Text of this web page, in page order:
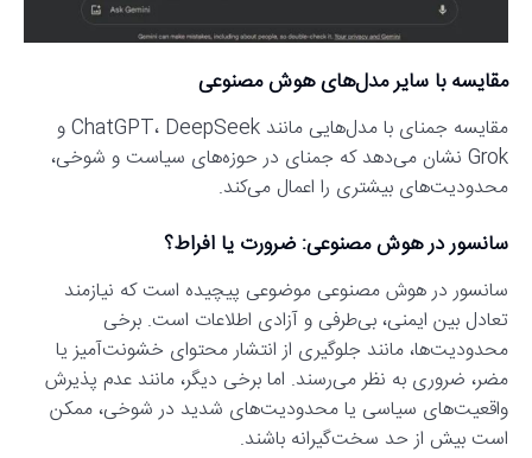
مقایسه با سایر مدل‌های هوش مصنوعی
مقایسه جمنای با مدل‌هایی مانند ChatGPT، DeepSeek و
Grok نشان می‌دهد که جمنای در حوزه‌های سیاست و شوخی،
محدودیت‌های بیشتری را اعمال می‌کند.
سانسور در هوش مصنوعی: ضرورت یا افراط؟
سانسور در هوش مصنوعی موضوعی پیچیده است که نیازمند
تعادل بین ایمنی، بی‌طرفی و آزادی اطلاعات است. برخی
محدودیت‌ها، مانند جلوگیری از انتشار محتوای خشونت‌آمیز یا
مضر، ضروری به نظر می‌رسند. اما برخی دیگر، مانند عدم پذیرش
واقعیت‌های سیاسی یا محدودیت‌های شدید در شوخی، ممکن
است بیش از حد سخت‌گیرانه باشند.